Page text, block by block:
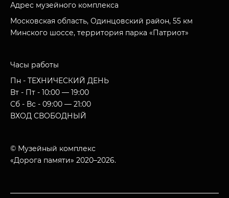
Адрес музейного комплекса
Московская область, Одинцовский район, 55 км
Минского шоссе, территория парка «Патриот»
Часы работы
Пн - ТЕХНИЧЕСКИЙ ДЕНЬ
Вт - Пт - 10:00 — 19:00
Сб - Вс - 09:00 — 21:00
ВХОД СВОБОДНЫЙ
© Музейный комплекс
«Дорога памяти» 2020–2026.